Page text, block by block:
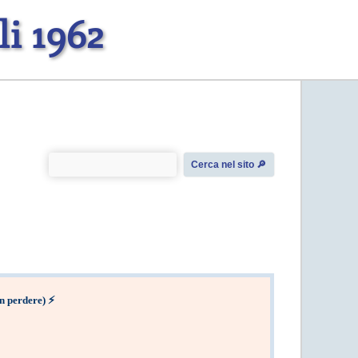
1962
Cerca nel sito 🔎︎
perdere) ⚡